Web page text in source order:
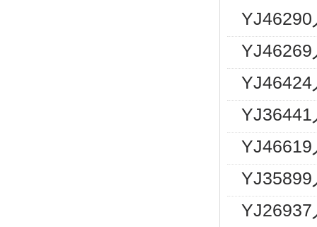
YJ46290
YJ46269
YJ46424
YJ36441
YJ46619
YJ35899
YJ26937